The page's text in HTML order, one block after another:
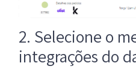
2. Selecione o
integrações do